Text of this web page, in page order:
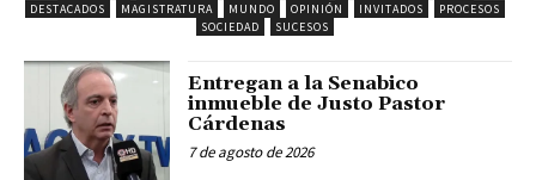
DESTACADOS
MAGISTRATURA MUNDO OPINIÓN INVITADOS
PROCESOS
SOCIEDAD
SUCESOS
Entregan a la Senabico
inmueble de Justo Pastor
Cárdenas
7 de agosto de 2026